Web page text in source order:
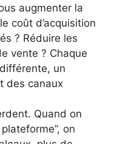
augmenter la
coût d’acquisition
? Réduire les
vente ? Chaque
un
des canaux
Quand on
on